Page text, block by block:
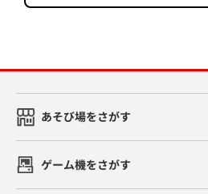
あそび場をさがす
ゲーム機をさがす